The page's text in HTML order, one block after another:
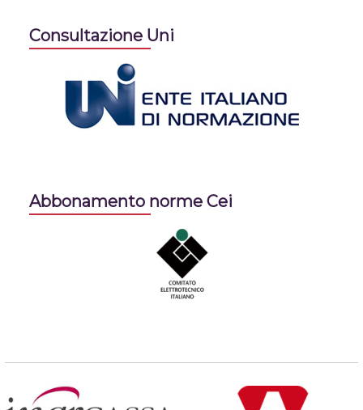
Consultazione Uni
Abbonamento norme Cei